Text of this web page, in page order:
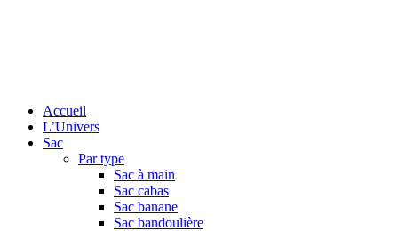
Accueil
L’Univers
Sac
Par type
Sac à main
Sac cabas
Sac banane
Sac bandoulière